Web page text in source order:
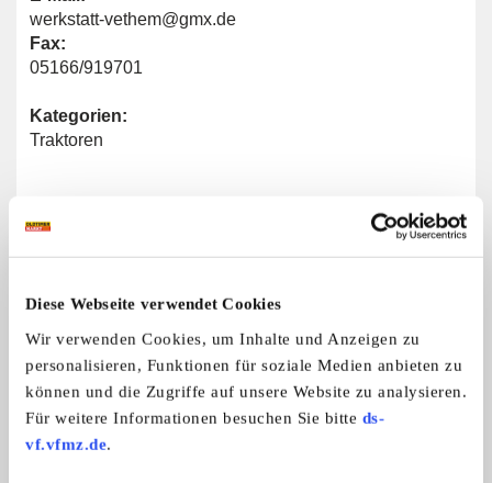
Diese Webseite verwendet Cookies
Wir verwenden Cookies, um Inhalte und Anzeigen zu
personalisieren, Funktionen für soziale Medien anbieten zu
können und die Zugriffe auf unsere Website zu analysieren.
Für weitere Informationen besuchen Sie bitte ds-
vf.vfmz.de.
werkstatt-vethem@gmx.de
Fax:
05166/919701
Kategorien:
Traktoren
Verein zur Förderung und Erhaltung